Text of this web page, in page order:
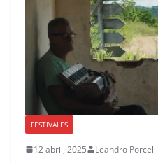
FESTIVALES
12 abril, 2025 Leandro Porcelli